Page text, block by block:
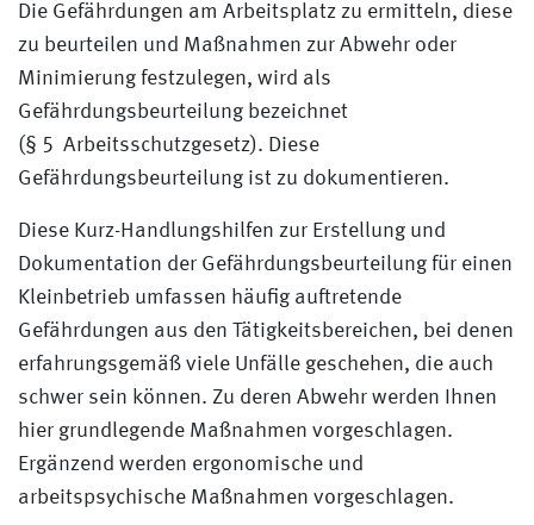
Die Gefährdungen am Arbeitsplatz zu ermitteln, diese
zu beurteilen und Maßnahmen zur Abwehr oder
Minimierung festzulegen, wird als
Gefährdungsbeurteilung bezeichnet
(§ 5 Arbeitsschutzgesetz). Diese
Gefährdungsbeurteilung ist zu dokumentieren.
Diese Kurz-Handlungshilfen zur Erstellung und
Dokumentation der Gefährdungsbeurteilung für einen
Kleinbetrieb umfassen häufig auftretende
Gefährdungen aus den Tätigkeitsbereichen, bei denen
erfahrungsgemäß viele Unfälle geschehen, die auch
schwer sein können. Zu deren Abwehr werden Ihnen
hier grundlegende Maßnahmen vorgeschlagen.
Ergänzend werden ergonomische und
arbeitspsychische Maßnahmen vorgeschlagen.